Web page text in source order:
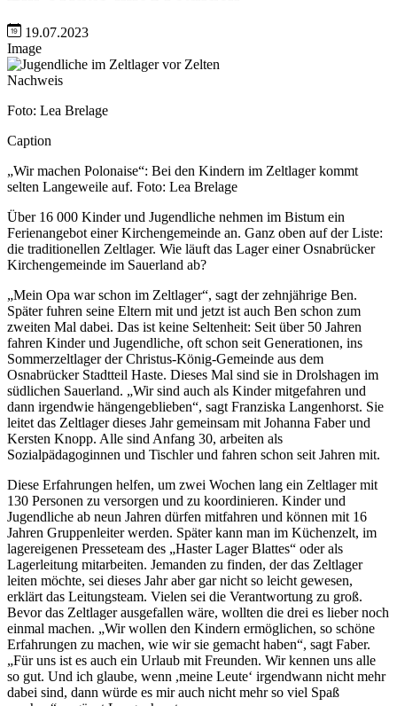
19.07.2023
Image
Nachweis
Foto: Lea Brelage
Caption
„Wir machen Polonaise“: Bei den Kindern im Zeltlager kommt
selten Langeweile auf. Foto: Lea Brelage
Über 16 000 Kinder und Jugendliche nehmen im Bistum ein
Ferienangebot einer Kirchengemeinde an. Ganz oben auf der Liste:
die traditionellen Zeltlager. Wie läuft das Lager einer Osnabrücker
Kirchengemeinde im Sauerland ab?
„Mein Opa war schon im Zeltlager“, sagt der zehnjährige Ben.
Später fuhren seine Eltern mit und jetzt ist auch Ben schon zum
zweiten Mal dabei. Das ist keine Seltenheit: Seit über 50 Jahren
fahren Kinder und Jugendliche, oft schon seit Generationen, ins
Sommerzeltlager der Christus-König-Gemeinde aus dem
Osnabrücker Stadtteil Haste. Dieses Mal sind sie in Drolshagen im
südlichen Sauerland. „Wir sind auch als Kinder mitgefahren und
dann irgendwie hängengeblieben“, sagt Franziska Langenhorst. Sie
leitet das Zeltlager dieses Jahr gemeinsam mit Johanna Faber und
Kersten Knopp. Alle sind Anfang 30, arbeiten als
Sozialpädagoginnen und Tischler und fahren schon seit Jahren mit.
Diese Erfahrungen helfen, um zwei Wochen lang ein Zeltlager mit
130 Personen zu versorgen und zu koordinieren. Kinder und
Jugendliche ab neun Jahren dürfen mitfahren und können mit 16
Jahren Gruppenleiter werden. Später kann man im Küchenzelt, im
lagereigenen Presseteam des „Haster Lager Blattes“ oder als
Lagerleitung mitarbeiten. Jemanden zu finden, der das Zeltlager
leiten möchte, sei dieses Jahr aber gar nicht so leicht gewesen,
erklärt das Leitungsteam. Vielen sei die Verantwortung zu groß.
Bevor das Zeltlager ausgefallen wäre, wollten die drei es lieber noch
einmal machen. „Wir wollen den Kindern ermöglichen, so schöne
Erfahrungen zu machen, wie wir sie gemacht haben“, sagt Faber.
„Für uns ist es auch ein Urlaub mit Freunden. Wir kennen uns alle
so gut. Und ich glaube, wenn ,meine Leute‘ irgendwann nicht mehr
dabei sind, dann würde es mir auch nicht mehr so viel Spaß